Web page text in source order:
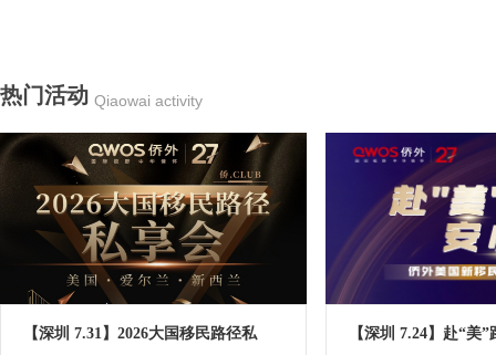
热门活动 Qiaowai activity
【深圳 7.31】2026大国移民路径私 【深圳 7.24】赴“美